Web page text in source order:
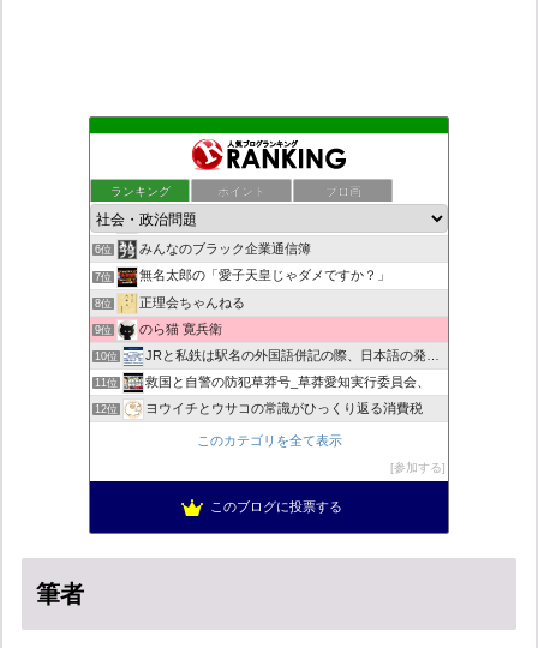
ランキング ポイント ブロ画
もえるあじあ
死神タカ位置サナエのオイルショックドクトリン憲法改悪計画！
恥を知れ、恥を
5位 ダリチョコ dalichoko
6位 みんなのブラック企業通信簿
7位 無名太郎の「愛子天皇じゃダメですか？」
8位 正理会ちゃんねる
9位 のら猫 寛兵衛
10位 JRと私鉄は駅名の外国語併記の際、日本語の発音/…
11位 救国と自警の防犯草莽号_草莽愛知実行委員会、
12位 ヨウイチとウサコの常識がひっくり返る消費税
マイナンバー導入診断
超革新ひふみ神示
このカテゴリを全て表示
参加する
このブログに投票する
筆者